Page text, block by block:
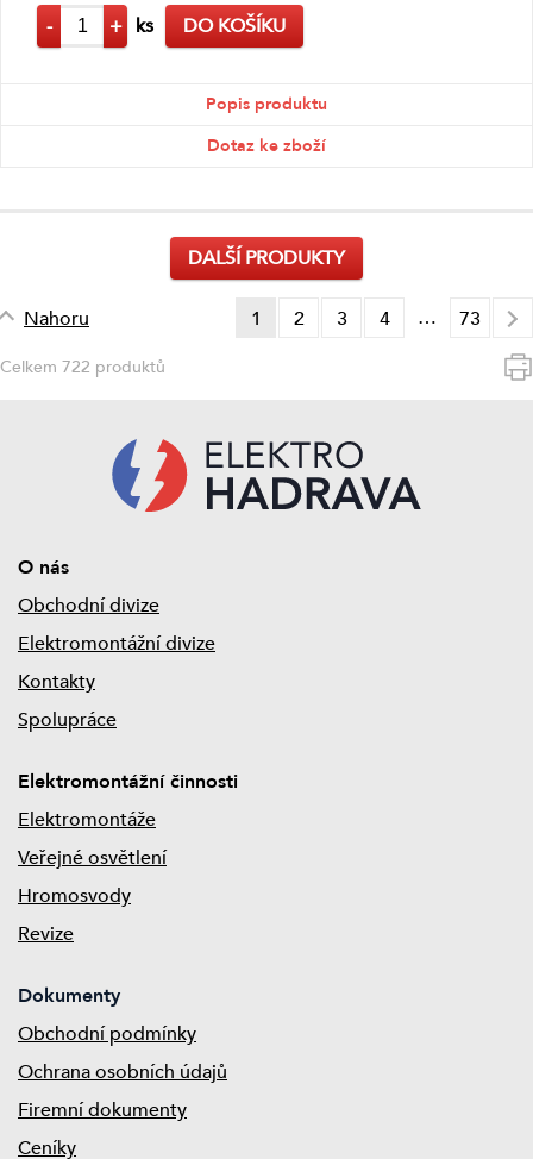
- + ks DO KOŠÍKU
Popis produktu
Dotaz ke zboží
DALŠÍ PRODUKTY
Nahoru 1 2 3 4 … 73
Celkem 722 produktů
O nás
Obchodní divize
Elektromontážní divize
Kontakty
Spolupráce
Elektromontážní činnosti
Elektromontáže
Veřejné osvětlení
Hromosvody
Revize
Dokumenty
Obchodní podmínky
Ochrana osobních údajů
Firemní dokumenty
Ceníky